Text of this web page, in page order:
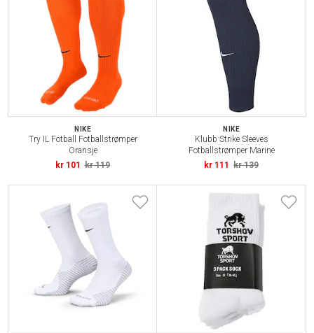
NIKE
Try IL Fotball Fotballstrømper
Oransje
kr 101
kr 119
NIKE
Klubb Strike Sleeves
Fotballstrømper Marine
kr 111
kr 139